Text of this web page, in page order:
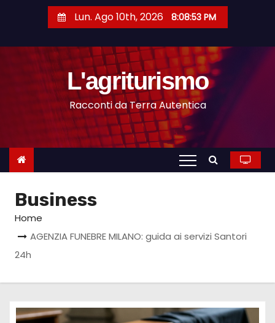
o
Lun. Ago 10th, 2026 8:08:54 PM
L'agriturismo
Racconti da Terra Autentica
Business
Home
AGENZIA FUNEBRE MILANO: guida ai servizi Santori
24h